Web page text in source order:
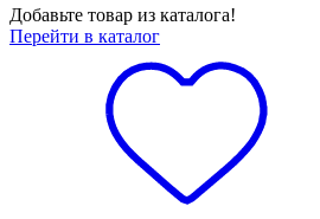
Добавьте товар из каталога!
Перейти в каталог